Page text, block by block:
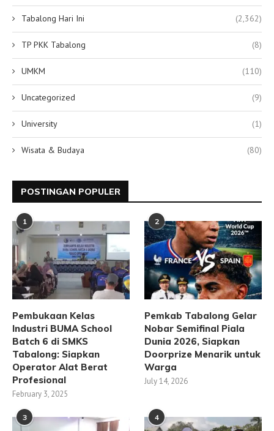
Tabalong Hari Ini (2,362)
TP PKK Tabalong (8)
UMKM (110)
Uncategorized (9)
University (1)
Wisata & Budaya (80)
POSTINGAN POPULER
1
Pembukaan Kelas
Industri BUMA School
Batch 6 di SMKS
Tabalong: Siapkan
Operator Alat Berat
Profesional
February 3, 2025
2
Pemkab Tabalong Gelar
Nobar Semifinal Piala
Dunia 2026, Siapkan
Doorprize Menarik untuk
Warga
July 14, 2026
3 4